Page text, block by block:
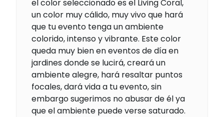
el color seleccionado es el Living Coral,
un color muy cálido, muy vivo que hará
que tu evento tenga un ambiente
colorido, intenso y vibrante. Este color
queda muy bien en eventos de día en
jardines donde se lucirá, creará un
ambiente alegre, hará resaltar puntos
focales, dará vida a tu evento, sin
embargo sugerimos no abusar de él ya
que el ambiente puede verse saturado.